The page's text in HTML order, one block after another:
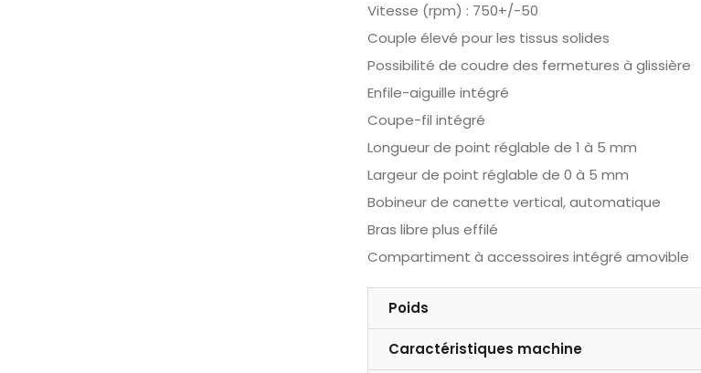
Vitesse (rpm) : 750+/-50
Couple élevé pour les tissus solides
Possibilité de coudre des fermetures à glissière
Enfile-aiguille intégré
Coupe-fil intégré
Longueur de point réglable de 1 à 5 mm
Largeur de point réglable de 0 à 5 mm
Bobineur de canette vertical, automatique
Bras libre plus effilé
Compartiment à accessoires intégré amovible
Poids
Caractéristiques machine